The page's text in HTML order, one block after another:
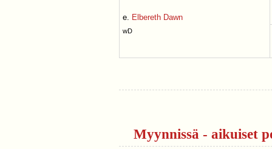
e. Elbereth Dawn
wD
Myynnissä - aikuiset